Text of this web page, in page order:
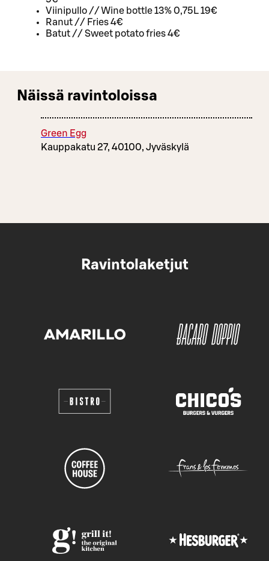
Viinipullo // Wine bottle 13% 0,75L 19€
Ranut // Fries 4€
Batut // Sweet potato fries 4€
Näissä ravintoloissa
Green Egg
Kauppakatu 27, 40100, Jyväskylä
Ravintolaketjut